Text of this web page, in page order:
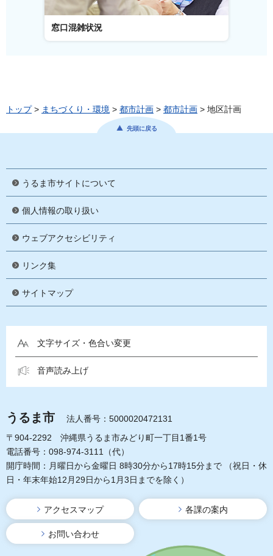
窓口混雑状況
トップ> まちづくり・環境 > 都市計画 > 都市計画 > 地区計画
先頭に戻る
うるま市サイトについて
個人情報の取り扱い
ウェブアクセシビリティ
リンク集
サイトマップ
文字サイズ・色合い変更
音声読み上げ
うるま市
法人番号：5000020472131
〒904-2292 沖縄県うるま市みどり町一丁目1番1号
電話番号：098-974-3111（代）
開庁時間：月曜日から金曜日 8時30分から17時15分まで
（祝日・休
日・年末年始12月29日から1月3日までを除く）
アクセスマップ 各課の案内
お問い合わせ